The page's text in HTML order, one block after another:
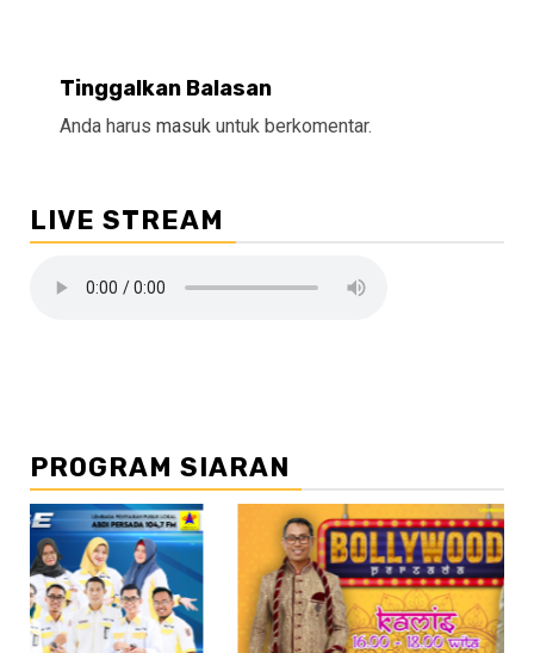
Tinggalkan Balasan
Anda harus masuk untuk berkomentar.
LIVE STREAM
PROGRAM SIARAN
//2 //3